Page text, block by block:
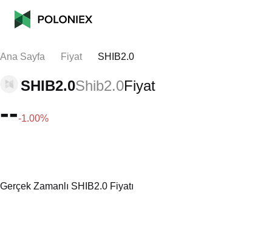
Ana Sayfa Fiyat SHIB2.0
SHIB2.0Shib2.0Fiyat
---1.00%
Gerçek Zamanlı SHIB2.0 Fiyatı